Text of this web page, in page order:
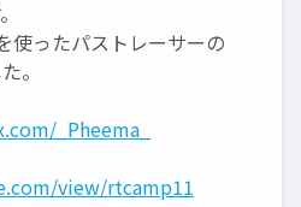
使ったパストレーサーの
。
_Pheema_
view/rtcamp11